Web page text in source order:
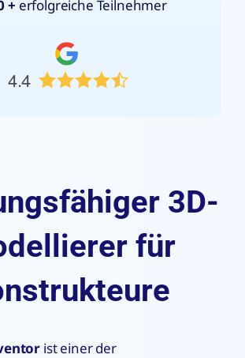
+ erfolgreiche Teilnehmer
4.4
3D-
für
ist einer der